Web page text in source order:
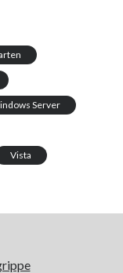
Server
Vista